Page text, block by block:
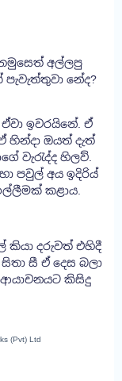
අල්ලපු
නේද?
ඉවරයිනේ. ඒ
හින්දා ඔයත් දැත්
වැරැද්ද හිලව්.
පවුල් අය ඉදිරිය්
කළාය.
කියා දරුවත් එහිදී
සී ඒ දෙස බලා
කිසිදු
(Pvt) Ltd